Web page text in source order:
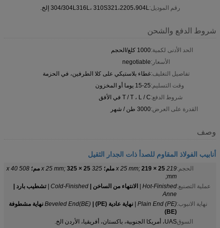
رقم الموديل:304/304L316L، 310S321،2205،904L إلخ.
شروط الدفع والشحن
الحد الأدنى لكمية:1000 كلغ/الحجم
الأسعار:negotiable
تفاصيل التغليف:غطاء بلاستيكي على كلا الطرفين، في الحزمة
وقت التسليم:15-25 يوما أو المخزون
شروط الدفع:T / T ، L / C في الأفق
القدرة على العرض:3000 طن / شهر
وصف
أنابيب الفولاذ المقاوم للصدأ ذات الجدار الثقيل
الحجم:219 x 25 mm; 219 × 25 ملم؛ 325 x 25 mm; 325 × 25 مم؛
508 x 40
mm;
عملية التصنيع:Hot-Finished | الانتهاء من الساخن | Cold-Finished |
تشطيب بارد |
Anne
نهاية الانبوب:Plain End (PE) | نهاية عادية (PE) | Beveled End(BE) نهاية مشطوفة
(BE)
السوقUAS، أمريكا الجنوبية، باكستان، أفريقيا، الأردن الخ.